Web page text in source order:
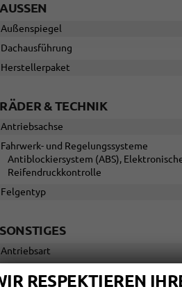
AUSSEN
Außenspiegel
Dachausführung
Herstellerpaket
RÄDER & TECHNIK
Antriebsachse
Fahrwerk- und Regelungssysteme
Antiblockiersystem (ABS),
Reifendruckkontrolle
Felgentyp
SONSTIGES
Antriebsart
Kraftstoff: unterstützte
RESPEKTIEREN